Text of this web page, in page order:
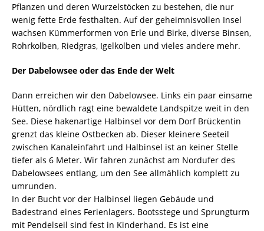
Pflanzen und deren Wurzelstöcken zu bestehen, die nur
wenig fette Erde festhalten. Auf der geheimnisvollen Insel
wachsen Kümmerformen von Erle und Birke, diverse Binsen,
Rohrkolben, Riedgras, Igelkolben und vieles andere mehr.
Der Dabelowsee oder das Ende der Welt
Dann erreichen wir den Dabelowsee. Links ein paar einsame
Hütten, nördlich ragt eine bewaldete Landspitze weit in den
See. Diese hakenartige Halbinsel vor dem Dorf Brückentin
grenzt das kleine Ostbecken ab. Dieser kleinere Seeteil
zwischen Kanaleinfahrt und Halbinsel ist an keiner Stelle
tiefer als 6 Meter. Wir fahren zunächst am Nordufer des
Dabelowsees entlang, um den See allmählich komplett zu
umrunden.
In der Bucht vor der Halbinsel liegen Gebäude und
Badestrand eines Ferienlagers. Bootsstege und Sprungturm
mit Pendelseil sind fest in Kinderhand. Es ist eine